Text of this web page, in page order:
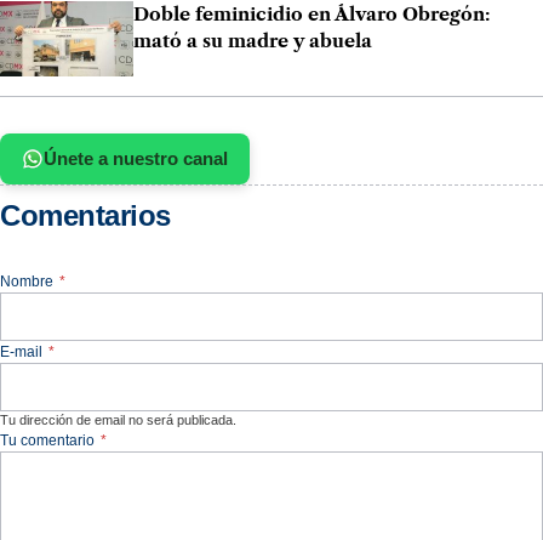
Doble feminicidio en Álvaro Obregón:
mató a su madre y abuela
Únete a nuestro canal
Comentarios
Nombre *
E-mail *
Tu dirección de email no será publicada.
Tu comentario *